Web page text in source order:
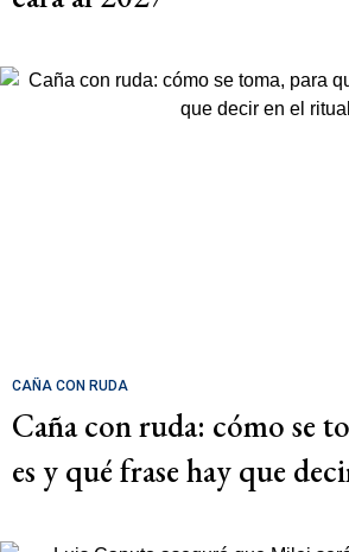
CAÑA CON RUDA
Caña con ruda: cómo se
es y qué frase hay que